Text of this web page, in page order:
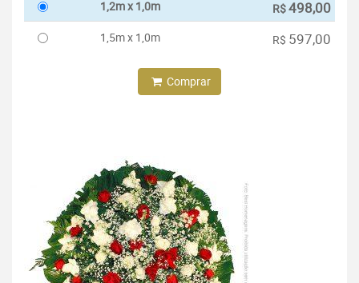
1,2m x 1,0m R$498,00
1,5m x 1,0m R$ 597,00
Comprar